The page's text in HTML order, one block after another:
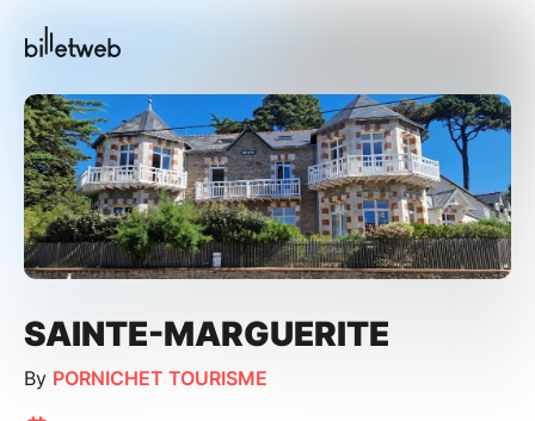
SAINTE-MARGUERITE
By PORNICHET TOURISME